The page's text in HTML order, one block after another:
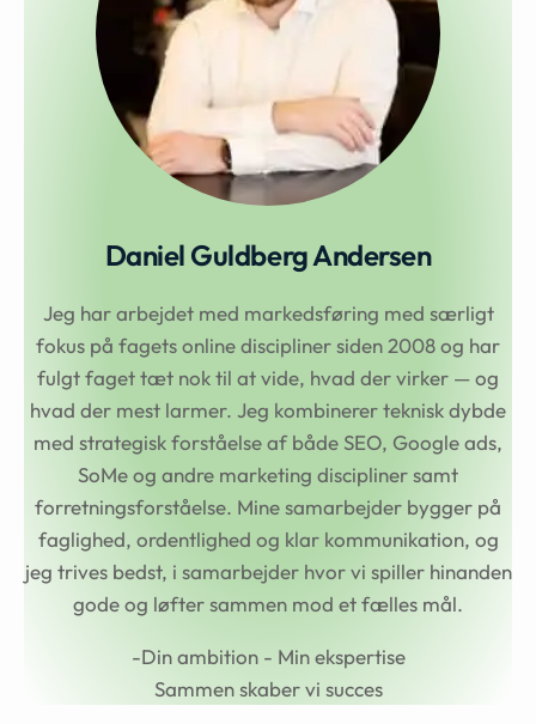
Daniel Guldberg Andersen
Jeg har arbejdet med markedsføring med særligt
fokus på fagets online discipliner siden 2008 og har
fulgt faget tæt nok til at vide, hvad der virker — og
hvad der mest larmer. Jeg kombinerer teknisk dybde
med strategisk forståelse af både SEO, Google ads,
SoMe og andre marketing discipliner samt
forretningsforståelse. Mine samarbejder bygger på
faglighed, ordentlighed og klar kommunikation, og
jeg trives bedst, i samarbejder hvor vi spiller hinanden
gode og løfter sammen mod et fælles mål.
-Din ambition - Min ekspertise
Sammen skaber vi succes